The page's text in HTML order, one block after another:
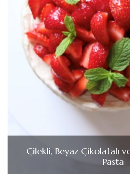
Çilekli, Beyaz Çikolatalı
Pasta